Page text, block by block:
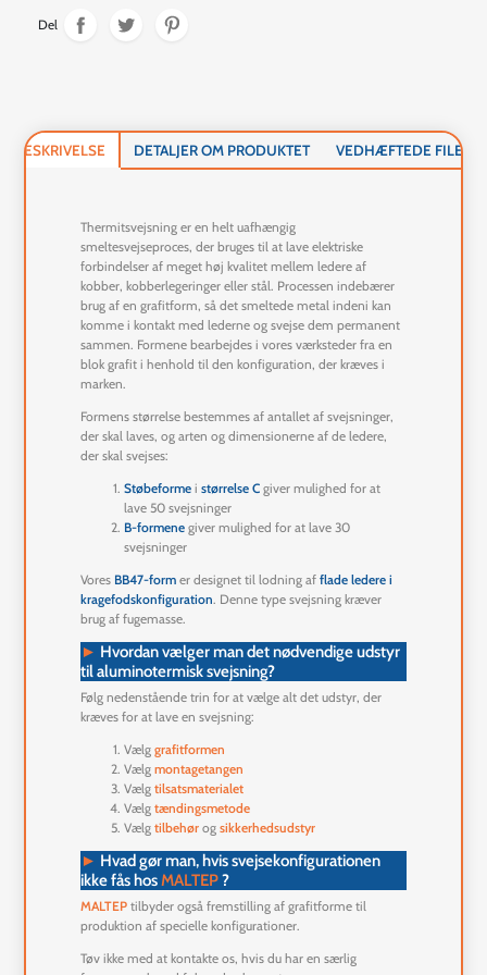
Del
BESKRIVELSE DETALJER OM PRODUKTET VEDHÆFTEDE FILER
Thermitsvejsning er en helt uafhængig
smeltesvejseproces, der bruges til at lave elektriske
forbindelser af meget høj kvalitet mellem ledere af
kobber, kobberlegeringer eller stål. Processen indebærer
brug af en grafitform, så det smeltede metal indeni kan
komme i kontakt med lederne og svejse dem permanent
sammen. Formene bearbejdes i vores værksteder fra en
blok grafit i henhold til den konfiguration, der kræves i
marken.
Formens størrelse bestemmes af antallet af svejsninger,
der skal laves, og arten og dimensionerne af de ledere,
der skal svejses:
Støbeforme istørrelse C giver mulighed for at
lave 50 svejsninger
B-formene giver mulighed for at lave 30
svejsninger
Vores BB47-form er designet til lodning afflade ledere i
kragefodskonfiguration. Denne type svejsning kræver
brug af fugemasse.
► Hvordan vælger man det nødvendige udstyr
til aluminotermisk svejsning?
Følg nedenstående trin for at vælge alt det udstyr, der
kræves for at lave en svejsning:
Vælggrafitformen
Vælgmontagetangen
Vælgtilsatsmaterialet
Vælgtændingsmetode
Vælgtilbehør ogsikkerhedsudstyr
► Hvad gør man, hvis svejsekonfigurationen
ikke fås hosMALTEP?
MALTEP tilbyder også fremstilling af grafitforme til
produktion af specielle konfigurationer.
Tøv ikke med at kontakte os, hvis du har en særlig